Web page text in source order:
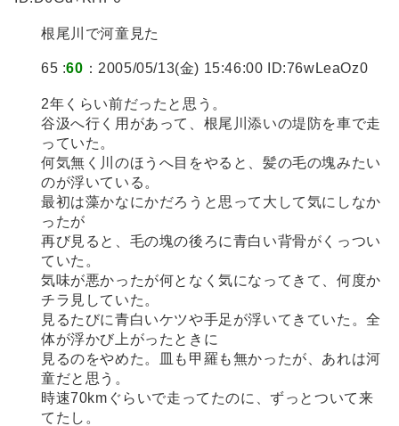
根尾川で河童見た
65 :60 ：2005/05/13(金) 15:46:00 ID:76wLeaOz0
2年くらい前だったと思う。
谷汲へ行く用があって、根尾川添いの堤防を車で走
っていた。
何気無く川のほうへ目をやると、髪の毛の塊みたい
のが浮いている。
最初は藻かなにかだろうと思って大して気にしなか
ったが
再び見ると、毛の塊の後ろに青白い背骨がくっつい
ていた。
気味が悪かったが何となく気になってきて、何度か
チラ見していた。
見るたびに青白いケツや手足が浮いてきていた。全
体が浮かび上がったときに
見るのをやめた。皿も甲羅も無かったが、あれは河
童だと思う。
時速70kmぐらいで走ってたのに、ずっとついて来
てたし。